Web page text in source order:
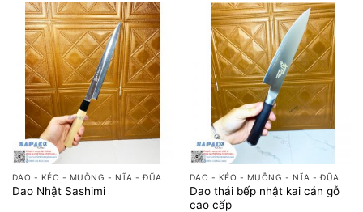
DAO - KÉO - MUỖNG - NĨA - ĐŨA
Dao Nhật Sashimi
DAO - KÉO - MUỖNG - NĨA - ĐŨA
Dao thái bếp nhật kai cán gỗ
cao cấp